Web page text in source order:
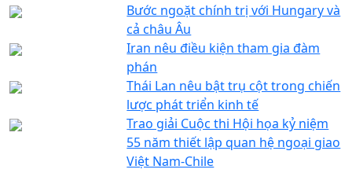
Bước ngoặt chính trị với Hungary và
cả châu Âu
Iran nêu điều kiện tham gia đàm
phán
Thái Lan nêu bật trụ cột trong chiến
lược phát triển kinh tế
Trao giải Cuộc thi Hội họa kỷ niệm
55 năm thiết lập quan hệ ngoại giao
Việt Nam-Chile